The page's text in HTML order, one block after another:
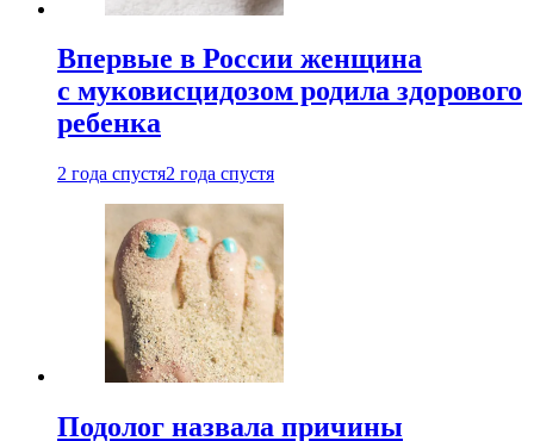
Впервые в России женщина
с муковисцидозом родила здорового
ребенка
2 года спустя2 года спустя
Подолог назвала причины